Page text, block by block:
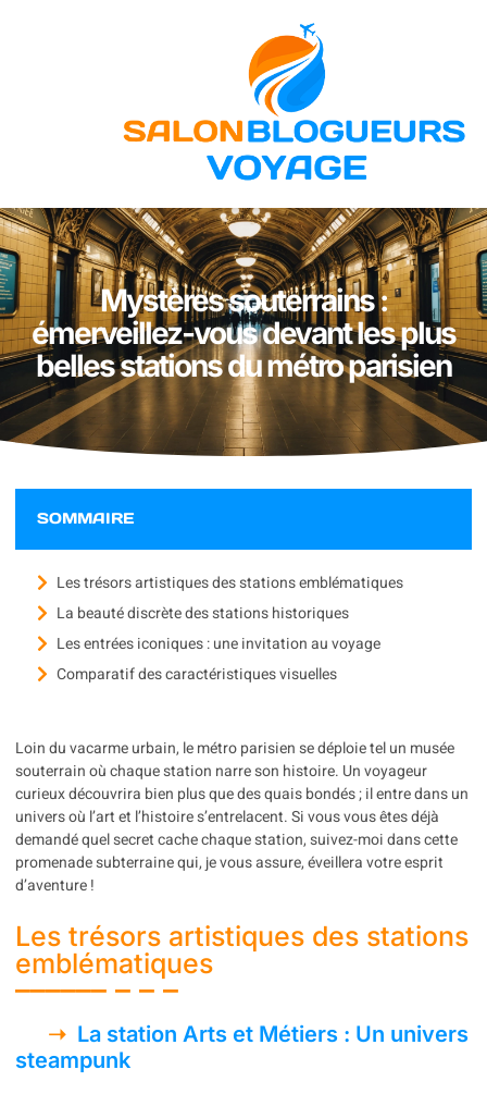
Mystères souterrains :
émerveillez-vous devant les plus
belles stations du métro parisien
SOMMAIRE
Les trésors artistiques des stations emblématiques
La beauté discrète des stations historiques
Les entrées iconiques : une invitation au voyage
Comparatif des caractéristiques visuelles
Loin du vacarme urbain, le métro parisien se déploie tel un musée
souterrain où chaque station narre son histoire. Un voyageur
curieux découvrira bien plus que des quais bondés ; il entre dans un
univers où l’art et l’histoire s’entrelacent. Si vous vous êtes déjà
demandé quel secret cache chaque station, suivez-moi dans cette
promenade subterraine qui, je vous assure, éveillera votre esprit
d’aventure !
Les trésors artistiques des stations
emblématiques
La station Arts et Métiers : Un univers
steampunk